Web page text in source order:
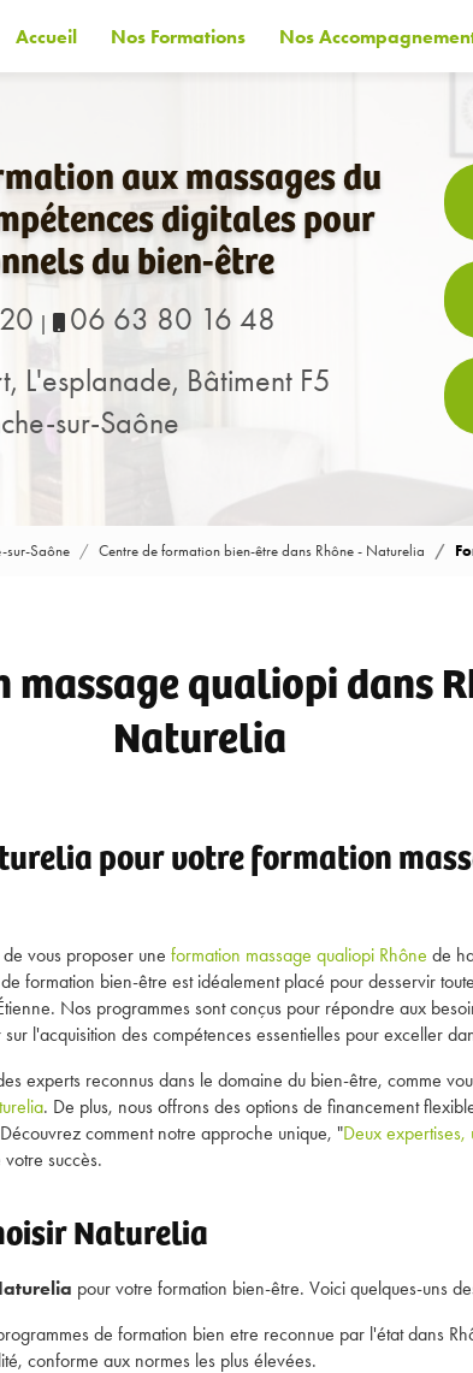
Accueil
Nos Formations Nos
aux massages du
digitales pour
du bien-être
|
06 63 80 16 48
L'esplanade, Bâtiment F5
sur-Saône
sur-Saône Centre de formation bien-être dans Rhône - Naturelia
qualiopi dans
Naturelia
pour votre formation
vous proposer une formation massage qualiopi Rhône de
formation bien-être est idéalement placé pour desservir
Nos programmes sont conçus pour répondre aux
l'acquisition des compétences essentielles pour exceller
experts reconnus dans le domaine du bien-être, comme
. De plus, nous offrons des options de financement
comment notre approche unique, "Deux
votre succès.
Naturelia
pour votre formation bien-être. Voici quelques-uns
de formation bien etre reconnue par l'état dans
conforme aux normes les plus élevées.